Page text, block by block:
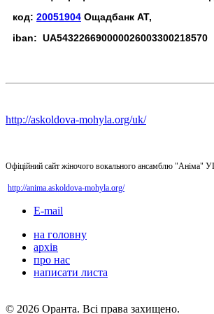
код: 20051904 Ощадбанк АТ,
iban: UA543226690000026003300218570
http://askoldova-mohyla.org/uk/
Офіційний сайт жіночого вокального ансамблю "Аніма"
http://anima.askoldova-mohyla.org/
E-mail
на головну
архів
про нас
написати листа
© 2026 Оранта. Всі права захищено.